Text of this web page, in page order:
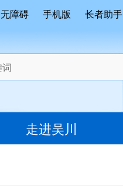
无障碍 手机版 长者助手
走进吴川